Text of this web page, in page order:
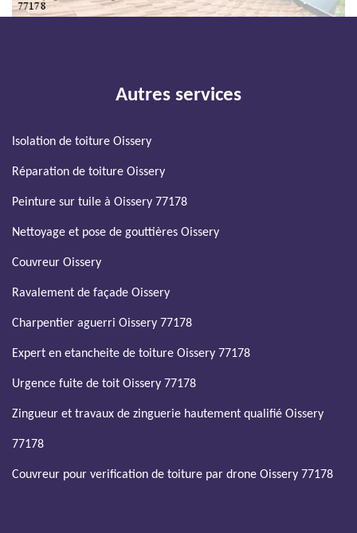
Autres services
Isolation de toiture Oissery
Réparation de toiture Oissery
Peinture sur tuile à Oissery 77178
Nettoyage et pose de gouttières Oissery
Couvreur Oissery
Ravalement de façade Oissery
Charpentier aguerri Oissery 77178
Expert en etancheite de toiture Oissery 77178
Urgence fuite de toit Oissery 77178
Zingueur et travaux de zinguerie hautement qualifié Oissery
77178
Couvreur pour verification de toiture par drone Oissery 77178